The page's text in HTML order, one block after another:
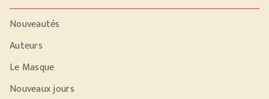
Nouveautés
Auteurs
Le Masque
Nouveaux jours